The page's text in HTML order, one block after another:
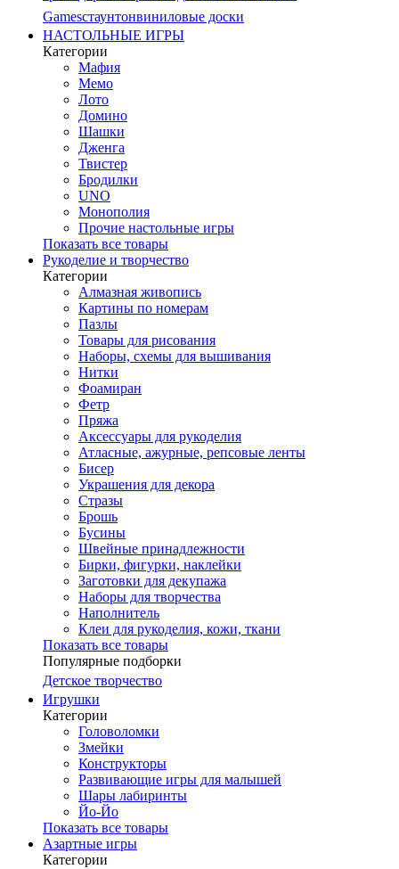
Gamesстаунтонвиниловые доски
НАСТОЛЬНЫЕ ИГРЫ
Категории
Мафия
Мемо
Лото
Домино
Шашки
Дженга
Твистер
Бродилки
UNO
Монополия
Прочие настольные игры
Показать все товары
Рукоделие и творчество
Категории
Алмазная живопись
Картины по номерам
Пазлы
Товары для рисования
Наборы, схемы для вышивания
Нитки
Фоамиран
Фетр
Пряжа
Аксессуары для рукоделия
Атласные, ажурные, репсовые ленты
Бисер
Украшения для декора
Стразы
Брошь
Бусины
Швейные принадлежности
Бирки, фигурки, наклейки
Заготовки для декупажа
Наборы для творчества
Наполнитель
Клеи для рукоделия, кожи, ткани
Показать все товары
Популярные подборки
Детское творчество
Игрушки
Категории
Головоломки
Змейки
Конструкторы
Развивающие игры для малышей
Шары лабиринты
Йо-Йо
Показать все товары
Азартные игры
Категории